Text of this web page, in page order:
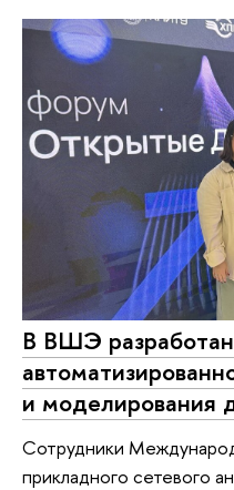
В ВШЭ
и моделирования
Сотрудники
прикладного сетевого